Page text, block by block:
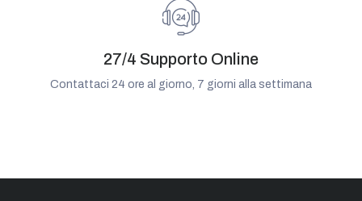
27/4 Supporto Online
Contattaci 24 ore al giorno, 7 giorni alla settimana